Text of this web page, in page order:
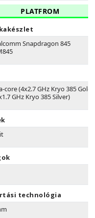
PLATFROM
Snapdragon 845
core (4x2.7 GHz Kryo 385 Gold
GHz Kryo 385 Silver)
technológia